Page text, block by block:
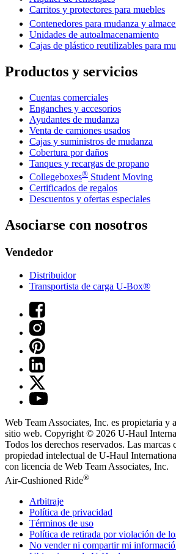
Carritos y protectores para muebles
Contenedores para mudanza y
Unidades de autoalmacenamiento
Cajas de plástico reutilizables para
Productos y servicios
Cuentas comerciales
Enganches y accesorios
Ayudantes de mudanza
Venta de camiones usados
Cajas y suministros de mudanza
Cobertura por daños
Tanques y recargas de propano
Collegeboxes® Student Moving
Certificados de regalos
Descuentos y ofertas especiales
Asociarse con nosotros
Vendedor
Distribuidor
Transportista de carga U-Box®
Web Team Associates, Inc. es propietaria y
sitio web. Copyright © 2026 U-Haul
Todos los derechos reservados. Las marcas
propiedad intelectual de U-Haul
con licencia de Web Team Associates, Inc.
Air-Cushioned Ride®
Arbitraje
Política de privacidad
Términos de uso
Política de retirada por violación de
No vender ni compartir mi